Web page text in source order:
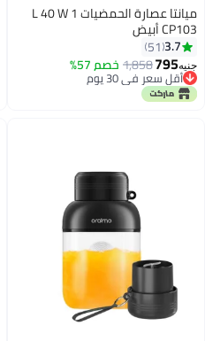
ميانتا عصارة الحمضيات 1 L 40 W
CP103 أبيض
3.7
51
جنيه795
1,858خصم 57%
أقل سعر في 30 يوم
أقل سعر في 30 يوم